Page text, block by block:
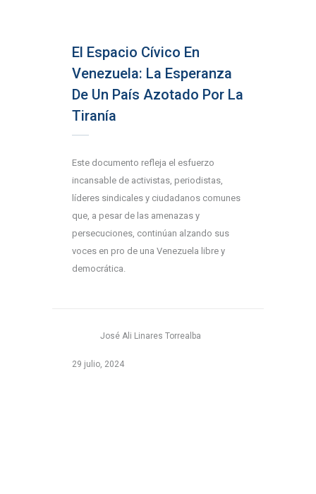
El Espacio Cívico En
Venezuela: La Esperanza
De Un País Azotado Por La
Tiranía
Este documento refleja el esfuerzo
incansable de activistas, periodistas,
líderes sindicales y ciudadanos comunes
que, a pesar de las amenazas y
persecuciones, continúan alzando sus
voces en pro de una Venezuela libre y
democrática.
José Ali Linares Torrealba
29 julio, 2024